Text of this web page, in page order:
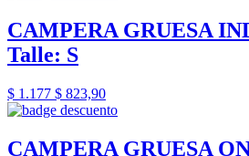
CAMPERA GRUESA
Talle: S
$ 1.177 $ 823,90
CAMPERA GRUESA